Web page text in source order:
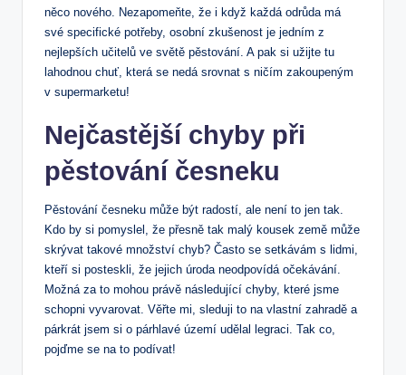
něco nového. Nezapomeňte, že i když každá odrůda má
své specifické potřeby, osobní zkušenost je jedním z
nejlepších učitelů ve světě pěstování. A pak si užijte tu
lahodnou chuť, která se nedá srovnat s ničím zakoupeným
v supermarketu!
Nejčastější chyby při
pěstování česneku
Pěstování česneku může být radostí, ale není to jen tak.
Kdo by si pomyslel, že přesně tak malý kousek země může
skrývat takové množství chyb? Často se setkávám s lidmi,
kteří si posteskli, že jejich úroda neodpovídá očekávání.
Možná za to mohou právě následující chyby, které jsme
schopni vyvarovat. Věřte mi, sleduji to na vlastní zahradě a
párkrát jsem si o párhlavé území udělal legraci. Tak co,
pojďme se na to podívat!